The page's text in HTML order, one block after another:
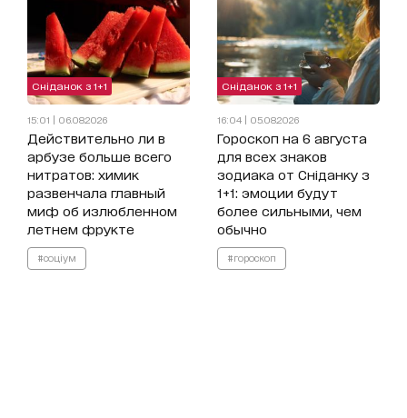
Сніданок з 1+1
15:01 | 06.08.2026
Действительно ли в
арбузе больше всего
нитратов: химик
развенчала главный
миф об излюбленном
летнем фрукте
#соціум
Сніданок з 1+1
16:04 | 05.08.2026
Гороскоп на 6 августа
для всех знаков
зодиака от Сніданку з
1+1: эмоции будут
более сильными, чем
обычно
#гороскоп